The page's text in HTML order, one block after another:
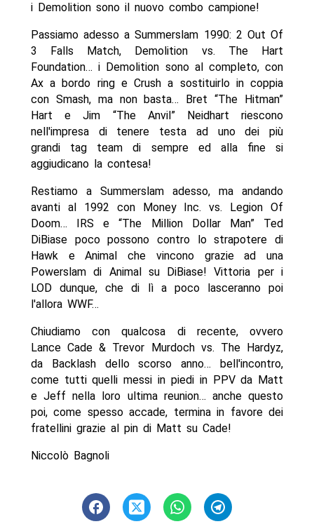
i Demolition sono il nuovo combo campione!
Passiamo adesso a Summerslam 1990: 2 Out Of
3 Falls Match, Demolition vs. The Hart
Foundation… i Demolition sono al completo, con
Ax a bordo ring e Crush a sostituirlo in coppia
con Smash, ma non basta… Bret “The Hitman”
Hart e Jim “The Anvil” Neidhart riescono
nell'impresa di tenere testa ad uno dei più
grandi tag team di sempre ed alla fine si
aggiudicano la contesa!
Restiamo a Summerslam adesso, ma andando
avanti al 1992 con Money Inc. vs. Legion Of
Doom… IRS e “The Million Dollar Man” Ted
DiBiase poco possono contro lo strapotere di
Hawk e Animal che vincono grazie ad una
Powerslam di Animal su DiBiase! Vittoria per i
LOD dunque, che di lì a poco lasceranno poi
l'allora WWF…
Chiudiamo con qualcosa di recente, ovvero
Lance Cade & Trevor Murdoch vs. The Hardyz,
da Backlash dello scorso anno… bell'incontro,
come tutti quelli messi in piedi in PPV da Matt
e Jeff nella loro ultima reunion… anche questo
poi, come spesso accade, termina in favore dei
fratellini grazie al pin di Matt su Cade!
Niccolò Bagnoli